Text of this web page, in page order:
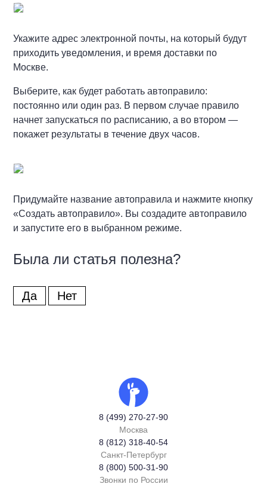
Укажите адрес электронной почты, на который будут
приходить уведомления, и время доставки по
Москве.
Выберите, как будет работать автоправило:
постоянно или один раз. В первом случае правило
начнет запускаться по расписанию, а во втором —
покажет результаты в течение двух часов.
Придумайте название автоправила и нажмите кнопку
«Создать автоправило». Вы создадите автоправило
и запустите его в выбранном режиме.
Была ли статья полезна?
Да Нет
8 (499) 270-27-90
Москва
8 (812) 318-40-54
Санкт-Петербург
8 (800) 500-31-90
Звонки по России